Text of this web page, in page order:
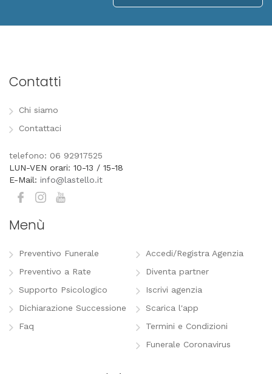
Contatti
Chi siamo
Contattaci
telefono: 06 92917525
LUN-VEN orari: 10-13 / 15-18
E-Mail: info@lastello.it
Menù
Preventivo Funerale
Preventivo a Rate
Supporto Psicologico
Dichiarazione Successione
Faq
Accedi/Registra Agenzia
Diventa partner
Iscrivi agenzia
Scarica l'app
Termini e Condizioni
Funerale Coronavirus